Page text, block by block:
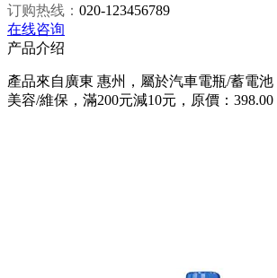
订购热线： 020-123456789
在线咨询
产品介绍
產品來自廣東 惠州，屬於汽車電瓶/蓄電
美容/維保，滿200元減10元，原價：